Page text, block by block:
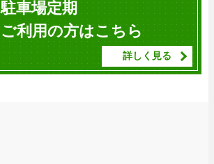
駐車場定期
ご利用の方はこちら
詳しく見る